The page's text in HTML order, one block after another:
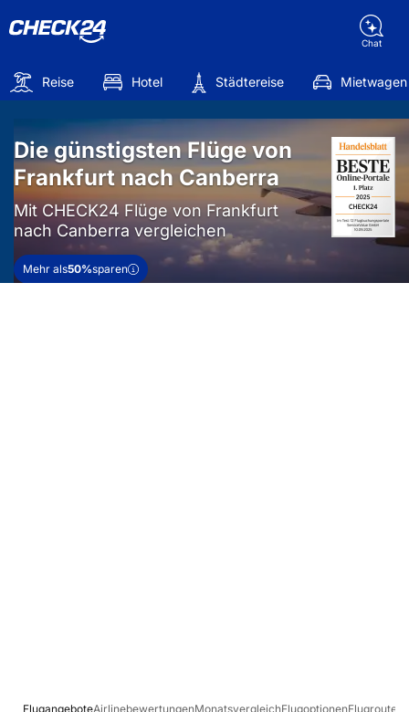
Chat
Reise Hotel Städtereise Mietwagen
Die günstigsten Flüge von
Frankfurt nach Canberra
Mit CHECK24 Flüge von Frankfurt
nach Canberra vergleichen
Mehr als50%sparen
FlugangeboteAirlinebewertungenMonatsvergleichFlugoptionenFlugrouten